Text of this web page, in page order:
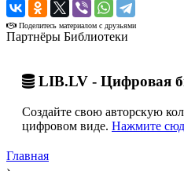
›
Поделитесь материалом с друзьями
Партнёры Библиотеки
LIB.LV - Цифровая
Создайте свою авторскую
цифровом виде. Нажмите
Главная